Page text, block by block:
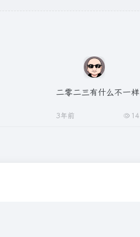
二零二三有什么不一样
3年前 14